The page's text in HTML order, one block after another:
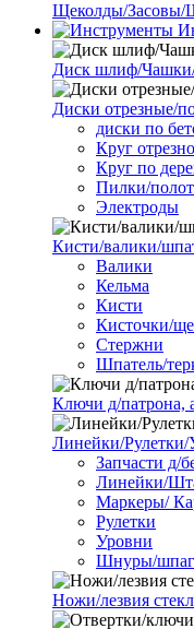
Щеколды/Засовы/
Диск шлиф/
Диски отрезные/
диски по
Круг
Круг по
Пилки/
Электроды
Кисти/валики/
Валики
Кельма
Кисти
Кисточки/
Стержни
Шпатель/
Ключи д/патрона,
Линейки/Рулетки/
Запчасти д/
Линейки/
Маркеры/
Рулетки
Уровни
Шнуры/
Ножи/лезвия